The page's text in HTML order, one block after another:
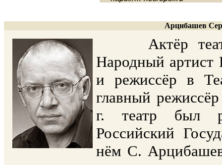
Арцибашев
Актёр театра
Народный артист
и режиссёр в
главный
г. театр был
Российский
нём С.